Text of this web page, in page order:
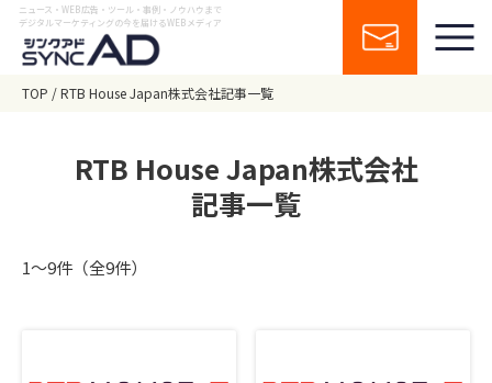
ニュース・WEB広告・ツール・事例・ノウハウまで
デジタルマーケティングの今を届けるWEBメディア
TOP RTB House Japan株式会社記事一覧
RTB House Japan株式会社
記事一覧
1〜9件（全9件）